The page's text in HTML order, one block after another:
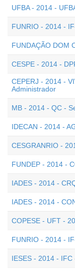
UFBA - 2014 -
FUNRIO - 2014 -
FUNDAÇÃO DOM
CESPE - 2014 -
CEPERJ - 2014 -
Administrador
MB - 2014 - QC -
IDECAN - 2014 -
CESGRANRIO -
FUNDEP - 2014 -
IADES - 2014 -
IADES - 2014 -
COPESE - UFT -
FUNRIO - 2014 -
IESES - 2014 -